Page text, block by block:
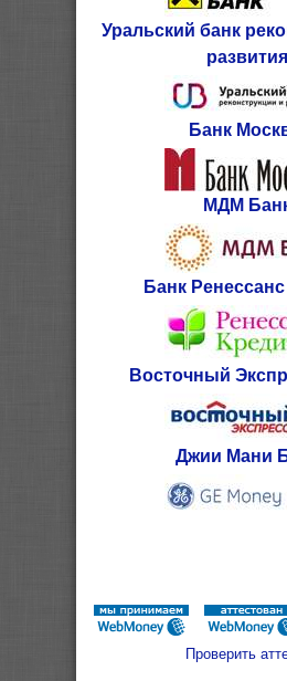
Уральский банк
развития
Банк
МДМ
Банк
Восточный
Джии Мани
Проверить